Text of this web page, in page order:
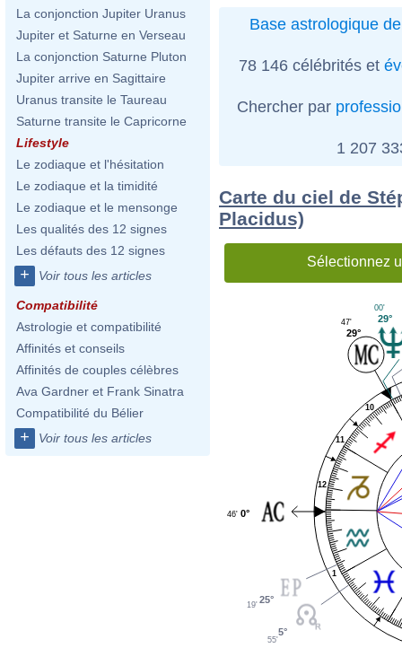
La conjonction Jupiter Uranus
Jupiter et Saturne en Verseau
La conjonction Saturne Pluton
Jupiter arrive en Sagittaire
Uranus transite le Taureau
Saturne transite le Capricorne
Lifestyle
Le zodiaque et l'hésitation
Le zodiaque et la timidité
Le zodiaque et le mensonge
Les qualités des 12 signes
Les défauts des 12 signes
+ Voir tous les articles
Compatibilité
Astrologie et compatibilité
Affinités et conseils
Affinités de couples célèbres
Ava Gardner et Frank Sinatra
Compatibilité du Bélier
+ Voir tous les articles
Base astrologique
78 146 célébrités et
Chercher par
1 207
Carte du ciel de
Placidus)
Sélectionnez
1
10
11
12
29°
00'
29°
47'
0°
46'
25°
19'
5°
55'